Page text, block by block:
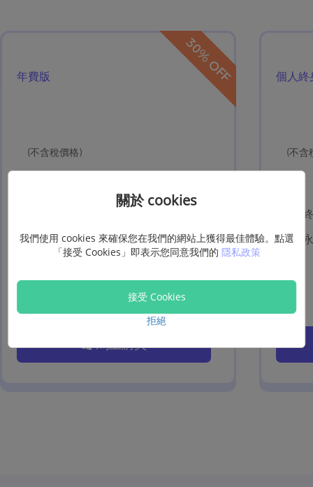
30% OFF
年費版
(不含稅價格)
自動更新
馬上購買
個人終
(不含
關於 cookies
我們使用 cookies 來確保您在我們的網站上獲得最佳體驗。點選
「接受 Cookies」即表示您同意我們的 隱私政策
接受 Cookies
拒絕